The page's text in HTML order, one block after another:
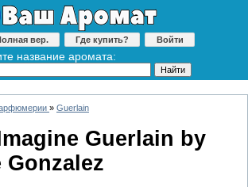
вер. Где купить? Войти
название аромата:
» Guerlain
Guerlain by
Gonzalez